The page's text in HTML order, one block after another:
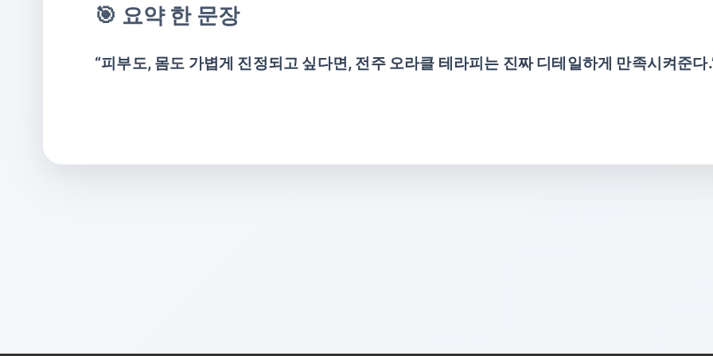
🎯 요약 한 문장
“피부도, 몸도 가볍게 진정되고 싶다면, 전주 오라클 테라피는 진짜 디테일하게 만족시켜준다